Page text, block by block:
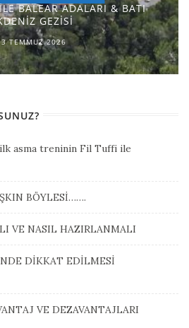
BALEAR ADALARI & BATI
GEZİSİ
TEMMUZ 2026
ilk asma treninin Fil Tuffi ile
BÖYLESİ…….
VE NASIL HAZIRLANMALI
DİKKAT EDİLMESİ
VE DEZAVANTAJLARI